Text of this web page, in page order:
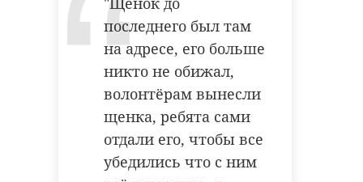
последнего был там
на адресе, его больше
никто не обижал,
волонтёрам вынесли
щенка, ребята сами
отдали его, чтобы все
убедились что с ним